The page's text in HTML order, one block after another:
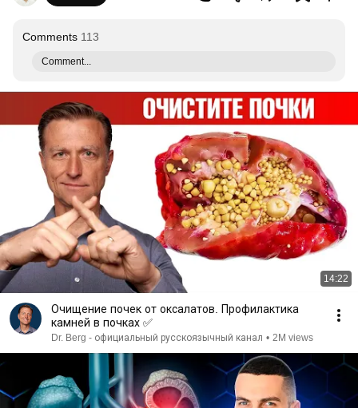
Comments 113
Comment...
14:22
Очищение почек от оксалатов. Профилактика
камней в почках ✅
Dr. Berg - официальный русскоязычный канал • 2M views